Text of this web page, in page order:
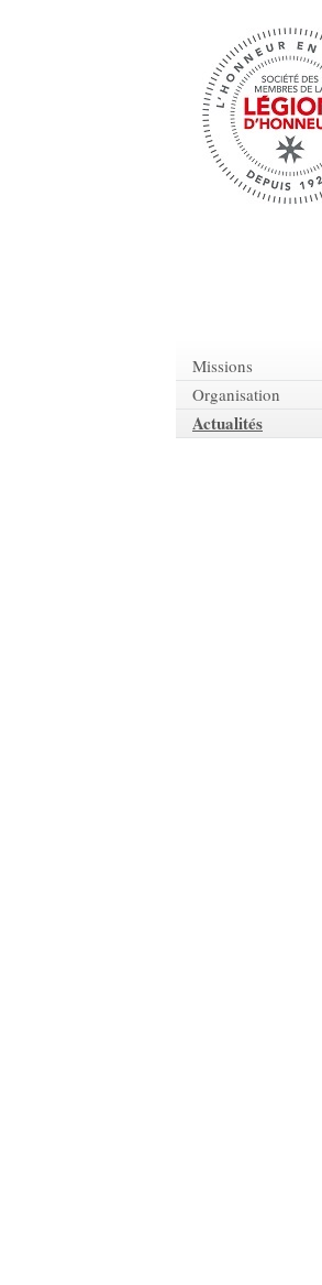
Missions
Organisation
Actualités